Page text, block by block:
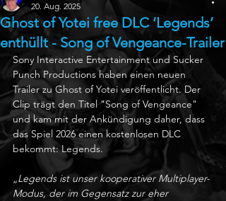
Ghost of Yotei free DLC ‘Legends’
enthüllt - Song of Vengeance-Trailer
20. Aug. 2025
Sony Interactive Entertainment und Sucker
Punch Productions haben einen neuen
Trailer zu Ghost of Yotei veröffentlicht. Der
Clip trägt den Titel "Song of Vengeance"
und kam mit der Ankündigung daher, dass
das Spiel 2026 einen kostenlosen DLC
bekommt: Legends.
„Legends ist unser kooperativer Multiplayer-
Modus, der im Gegensatz zur eher